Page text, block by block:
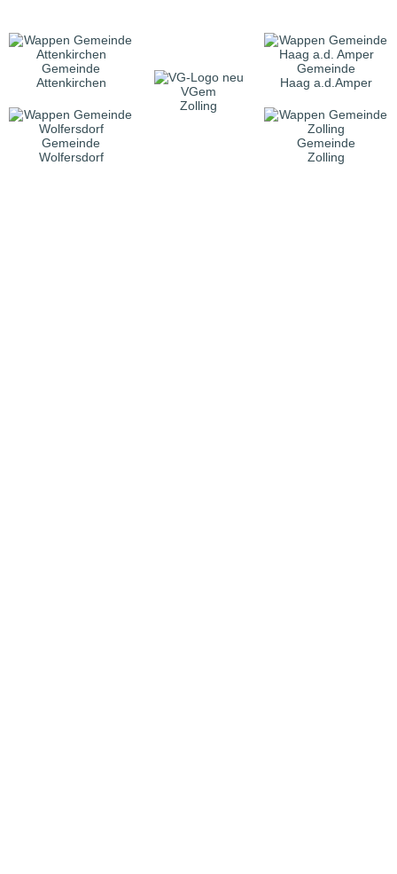
Gemeinde
Attenkirchen
VGem
Zolling
Gemeinde
Haag a.d.Amper
Gemeinde
Wolfersdorf
Gemeinde
Zolling